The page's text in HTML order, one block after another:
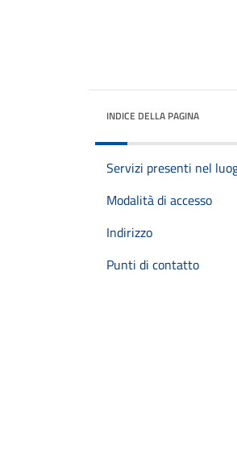
INDICE DELLA PAGINA
Servizi presenti nel
Modalità di accesso
Indirizzo
Punti di contatto